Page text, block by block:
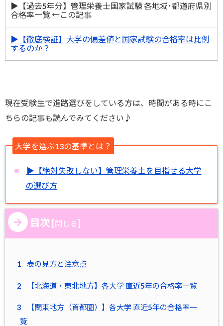
▶︎ 【過去5年分】管理栄養士国家試験 各地域･都道府県別
合格率一覧 ←この記事
▶︎ 【徹底検証】大学の偏差値と国家試験の合格率は比例
するのか？
現在受験生で進路選びをしている方は、時間がある時にこ
ちらの記事も読んでみてください♪
大学を選ぶ13の基準とは？
▶︎【絶対失敗しない】管理栄養士を目指せる大学
の選び方
目次 [閉じる]
1 表の見方と注意点
2 【北海道・東北地方】各大学 直近5年の合格率一覧
3
【関東地方（首都圏）】各大学 直近5年の合格率一
覧